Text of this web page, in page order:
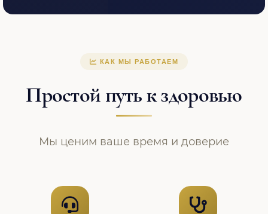
КАК МЫ РАБОТАЕМ
Простой путь к здоровью
Мы ценим ваше время и доверие